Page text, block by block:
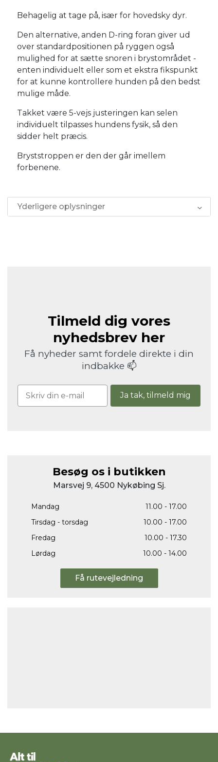
Behagelig at tage på, især for hovedsky dyr.
Den alternative, anden D-ring foran giver ud
over standardpositionen på ryggen også
mulighed for at sætte snoren i brystområdet -
enten individuelt eller som et ekstra fikspunkt
for at kunne kontrollere hunden på den bedst
mulige måde.
Takket være 5-vejs justeringen kan selen
individuelt tilpasses hundens fysik, så den
sidder helt præcis.
Bryststroppen er den der går imellem
forbenene.
Yderligere oplysninger
Tilmeld dig vores
nyhedsbrev her
Få nyheder samt fordele direkte i din
indbakke 📫
Ja tak, tilmeld mig
Besøg os i butikken
Marsvej 9, 4500 Nykøbing Sj.
Mandag
11.00 - 17.00
Tirsdag - torsdag
10.00 - 17.00
Fredag
10.00 - 17.30
Lørdag
10.00 - 14.00
Få rutevejledning